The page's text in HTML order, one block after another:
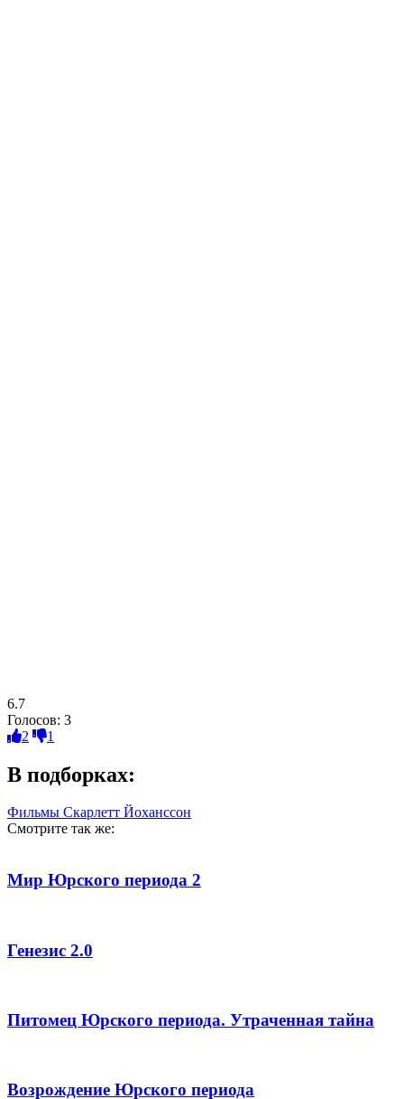
6.7
Голосов: 3
2
1
В подборках:
Фильмы Скарлетт Йоханссон
Смотрите так же:
Мир Юрского периода 2
Генезис 2.0
Питомец Юрского периода. Утраченная тайна
Возрождение Юрского периода